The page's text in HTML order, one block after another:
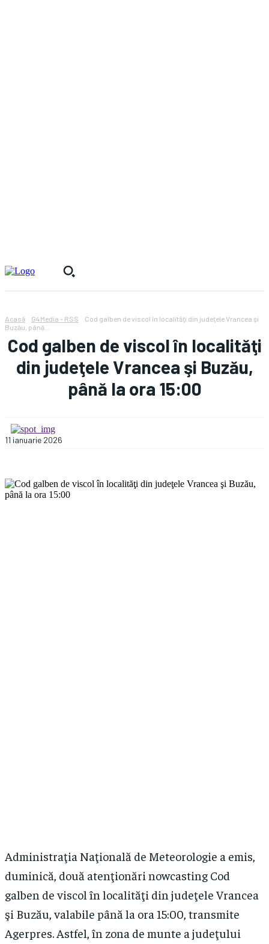
Acasă G4Media - RSS
Cod galben de viscol în localităţi din judeţele Vrancea şi
Buzău, până...
Cod galben de viscol în localităţi
din judeţele Vrancea şi Buzău,
până la ora 15:00
11 ianuarie 2026
Administraţia Naţională de Meteorologie a emis,
duminică, două atenţionări nowcasting Cod
galben de viscol în localităţi din judeţele Vrancea
şi Buzău, valabile până la ora 15:00, transmite
Agerpres. Astfel, în zona de munte a judeţului